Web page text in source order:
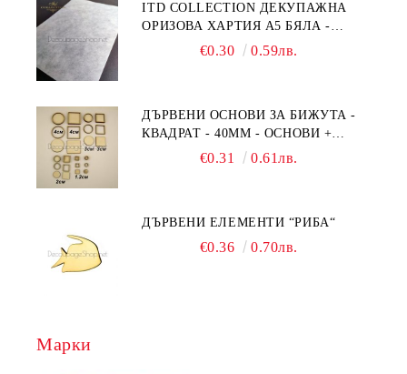
ITD COLLECTION ДЕКУПАЖНА
ОРИЗОВА ХАРТИЯ А5 БЯЛА -
€0.30 0.59лв.
ДЪРВЕНИ ОСНОВИ ЗА БИЖУТА -
КВАДРАТ - 40ММ - ОСНОВИ +
€0.31 0.61лв.
ДЪРВЕНИ ЕЛЕМЕНТИ “РИБА“
€0.36 0.70лв.
Марки